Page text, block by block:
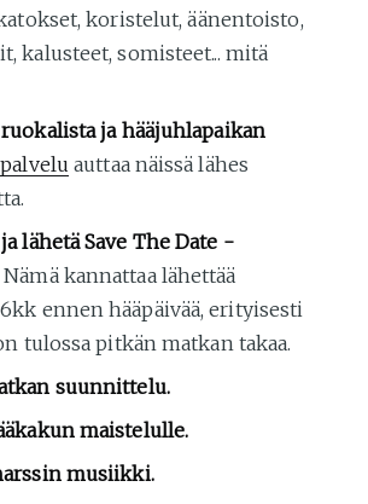
koristelut, äänentoisto,
kalusteet, somisteet... mitä
ja hääjuhlapaikan
auttaa näissä lähes
lähetä Save The Date -
Nämä kannattaa lähettää
ennen hääpäivää, erityisesti
tulossa pitkän matkan takaa.
suunnittelu.
maistelulle.
musiikki.